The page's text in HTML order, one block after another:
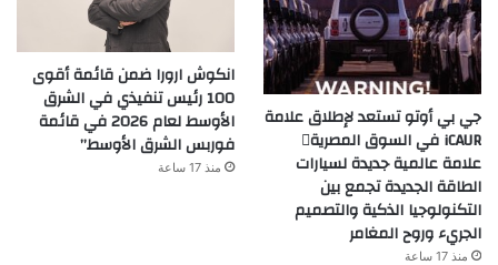
جي بي أوتو تستعد لإطلاق علامة
iCAUR في السوق المصرية
علامة عالمية جديدة لسيارات
الطاقة الجديدة تجمع بين
التكنولوجيا الذكية والتصميم
الجريء وروح المغامر
منذ 17 ساعة
انكوش ارورا ضمن قائمة أقوى
100 رئيس تنفيذي في الشرق
الأوسط لعام 2026 في قائمة
فوربس الشرق الأوسط”
منذ 17 ساعة